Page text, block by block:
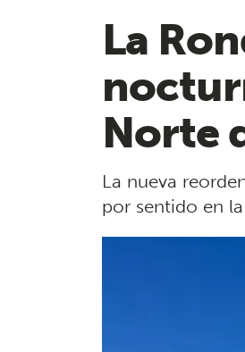
La
Norte
La nueva
por sentido en